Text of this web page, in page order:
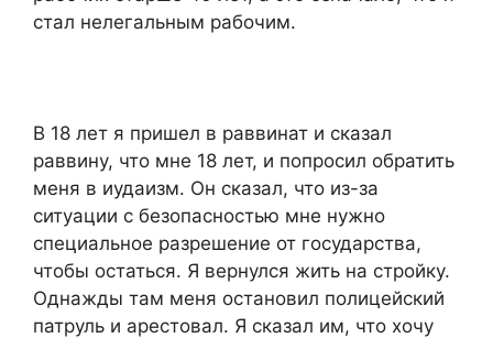
стал нелегальным рабочим.
В 18 лет я пришел в раввинат и сказал
раввину, что мне 18 лет, и попросил обратить
меня в иудаизм. Он сказал, что из-за
ситуации с безопасностью мне нужно
специальное разрешение от государства,
чтобы остаться. Я вернулся жить на стройку.
Однажды там меня остановил полицейский
патруль и арестовал. Я сказал им, что хочу